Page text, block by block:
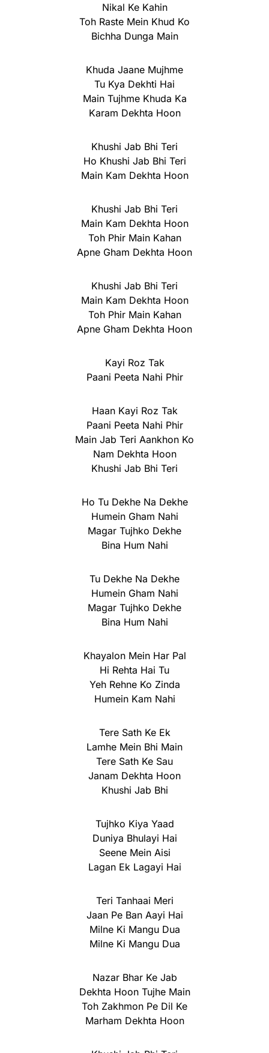
Nikal Ke Kahin
Toh Raste Mein Khud Ko
Bichha Dunga Main
Khuda Jaane Mujhme
Tu Kya Dekhti Hai
Main Tujhme Khuda Ka
Karam Dekhta Hoon
Khushi Jab Bhi Teri
Ho Khushi Jab Bhi Teri
Main Kam Dekhta Hoon
Khushi Jab Bhi Teri
Main Kam Dekhta Hoon
Toh Phir Main Kahan
Apne Gham Dekhta Hoon
Khushi Jab Bhi Teri
Main Kam Dekhta Hoon
Toh Phir Main Kahan
Apne Gham Dekhta Hoon
Kayi Roz Tak
Paani Peeta Nahi Phir
Haan Kayi Roz Tak
Paani Peeta Nahi Phir
Main Jab Teri Aankhon Ko
Nam Dekhta Hoon
Khushi Jab Bhi Teri
Ho Tu Dekhe Na Dekhe
Humein Gham Nahi
Magar Tujhko Dekhe
Bina Hum Nahi
Tu Dekhe Na Dekhe
Humein Gham Nahi
Magar Tujhko Dekhe
Bina Hum Nahi
Khayalon Mein Har Pal
Hi Rehta Hai Tu
Yeh Rehne Ko Zinda
Humein Kam Nahi
Tere Sath Ke Ek
Lamhe Mein Bhi Main
Tere Sath Ke Sau
Janam Dekhta Hoon
Khushi Jab Bhi
Tujhko Kiya Yaad
Duniya Bhulayi Hai
Seene Mein Aisi
Lagan Ek Lagayi Hai
Teri Tanhaai Meri
Jaan Pe Ban Aayi Hai
Milne Ki Mangu Dua
Milne Ki Mangu Dua
Nazar Bhar Ke Jab
Dekhta Hoon Tujhe Main
Toh Zakhmon Pe Dil Ke
Marham Dekhta Hoon